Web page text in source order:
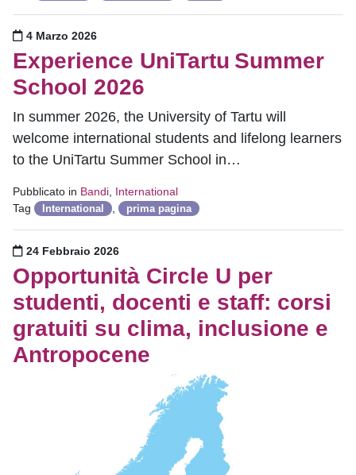
Pubblicato il
4 Marzo 2026
Experience UniTartu Summer
School 2026
In summer 2026, the University of Tartu will
welcome international students and lifelong learners
to the UniTartu Summer School in…
Pubblicato in Bandi International
Tag
International prima pagina
Pubblicato il
24 Febbraio 2026
Opportunità Circle U per
studenti, docenti e staff: corsi
gratuiti su clima, inclusione e
Antropocene